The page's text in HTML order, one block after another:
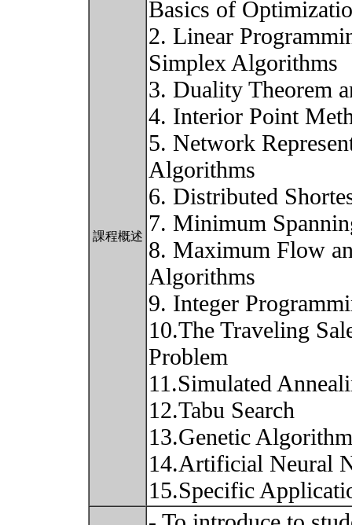
課程概述
Basics of
2. Linear
Simplex Algorithms
3. Duality Theorem
4. Interior Point
5. Network
Algorithms
6. Distributed
7. Minimum
8. Maximum Flow
Algorithms
9. Integer
10.The Traveling
Problem
11.Simulated
12.Tabu Search
13.Genetic
14.Artificial Neural
15.Specific